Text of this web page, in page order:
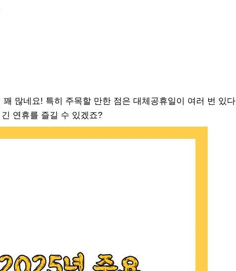
많네요! 특히 주목할 만한 점은 대체공휴일이 여러 번 있다
연휴를 즐길 수 있겠죠?